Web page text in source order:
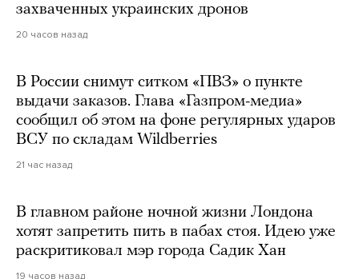
захваченных украинских дронов
20 часов назад
В России снимут ситком «ПВЗ» о пункте
выдачи заказов. Глава «Газпром-медиа»
сообщил об этом на фоне регулярных ударов
ВСУ по складам Wildberries
21 час назад
В главном районе ночной жизни Лондона
хотят запретить пить в пабах стоя. Идею уже
раскритиковал мэр города Садик Хан
19 часов назад